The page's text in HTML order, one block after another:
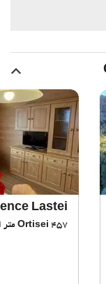
Lastei
Ortisei 457 متر از مرکز شهر